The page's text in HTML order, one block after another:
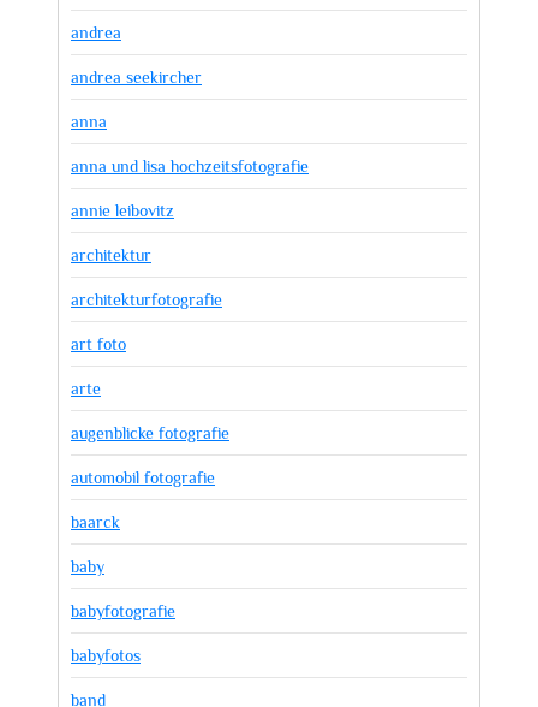
andrea
andrea seekircher
anna
anna und lisa hochzeitsfotografie
annie leibovitz
architektur
architekturfotografie
art foto
arte
augenblicke fotografie
automobil fotografie
baarck
baby
babyfotografie
babyfotos
band